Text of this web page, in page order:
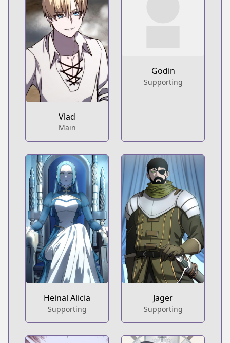
Vlad
Main
Godin
Supporting
Heinal Alicia
Supporting
Jager
Supporting